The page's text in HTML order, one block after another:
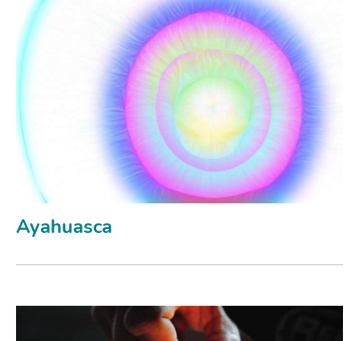
Ayahuasca